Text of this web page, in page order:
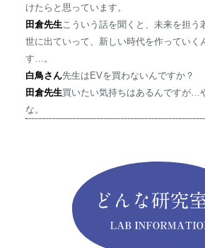
けたらと思っています。
田倉先生こういう話を聞くと、未来を担う
世に出ていって、新しい時代を作っていく
す…。
白鳥さん先生はEVを買わないんですか？
田倉先生買いたい気持ちはあるんですが…
な。